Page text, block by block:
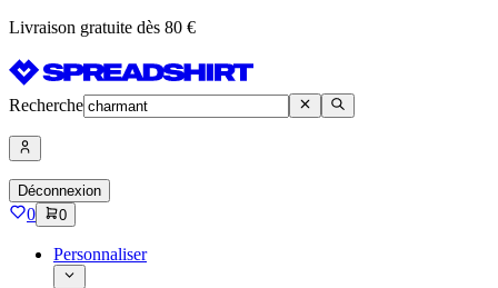
Livraison gratuite dès 80 €
Recherche
Déconnexion
0 0
Personnaliser